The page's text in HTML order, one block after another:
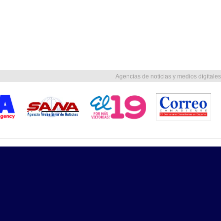
Agencias de noticias y medios digitales